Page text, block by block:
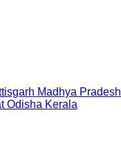
Madhya Pradesh
Odisha Kerala